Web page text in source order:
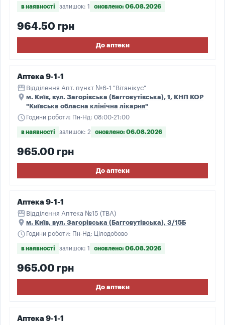
в наявності залишок: 1 оновлено: 06.08.2026
964.50 грн
До аптеки
Аптека 9-1-1
storefront Відділення Апт. пункт №6-1 "Вітанікус"
place м. Київ, вул. Загорівська (Багговутівська), 1, КНП КОР
"Київська обласна клінічна лікарня"
schedule Години роботи: Пн-Нд: 08:00-21:00
в наявності залишок: 2 оновлено: 06.08.2026
965.00 грн
До аптеки
Аптека 9-1-1
storefront Відділення Аптека №15 (ТВА)
place м. Київ, вул. Загорівська (Багговутівська), 3/15Б
schedule Години роботи: Пн-Нд: Цілодобово
в наявності залишок: 1 оновлено: 06.08.2026
965.00 грн
До аптеки
Аптека 9-1-1